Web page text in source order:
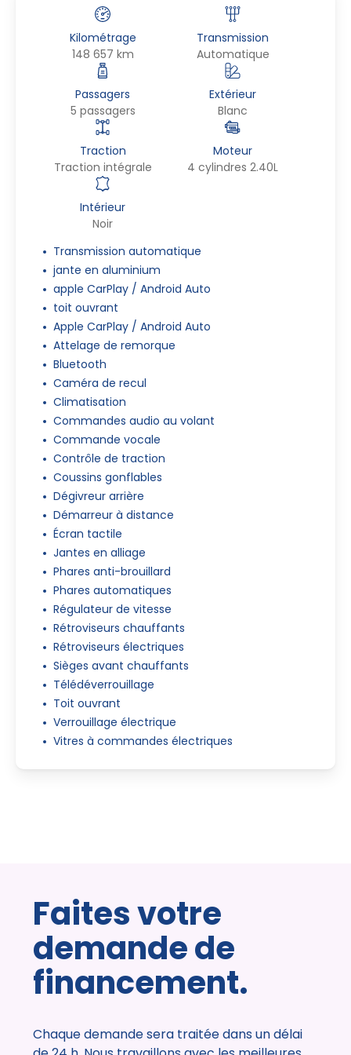
Kilométrage
148 657 km
Transmission
Automatique
Passagers
5 passagers
Extérieur
Blanc
Traction
Traction intégrale
Moteur
4 cylindres 2.40L
Intérieur
Noir
Transmission automatique
jante en aluminium
apple CarPlay / Android Auto
toit ouvrant
Apple CarPlay / Android Auto
Attelage de remorque
Bluetooth
Caméra de recul
Climatisation
Commandes audio au volant
Commande vocale
Contrôle de traction
Coussins gonflables
Dégivreur arrière
Démarreur à distance
Écran tactile
Jantes en alliage
Phares anti-brouillard
Phares automatiques
Régulateur de vitesse
Rétroviseurs chauffants
Rétroviseurs électriques
Sièges avant chauffants
Télédéverrouillage
Toit ouvrant
Verrouillage électrique
Vitres à commandes électriques
Faites votre
demande de
financement.
Chaque demande sera traitée dans un délai